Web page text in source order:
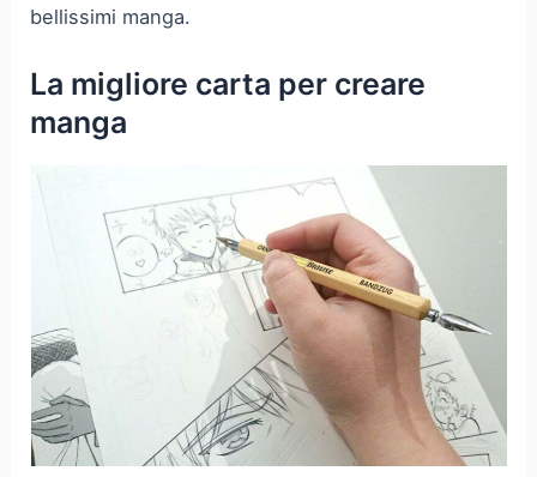
bellissimi manga.
La migliore carta per creare
manga